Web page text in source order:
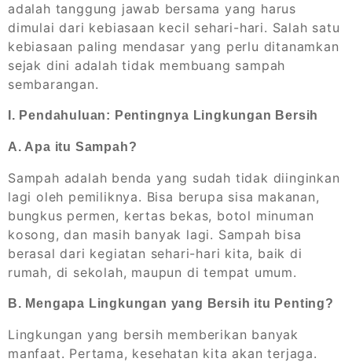
adalah tanggung jawab bersama yang harus
dimulai dari kebiasaan kecil sehari-hari. Salah satu
kebiasaan paling mendasar yang perlu ditanamkan
sejak dini adalah tidak membuang sampah
sembarangan.
I. Pendahuluan: Pentingnya Lingkungan Bersih
A. Apa itu Sampah?
Sampah adalah benda yang sudah tidak diinginkan
lagi oleh pemiliknya. Bisa berupa sisa makanan,
bungkus permen, kertas bekas, botol minuman
kosong, dan masih banyak lagi. Sampah bisa
berasal dari kegiatan sehari-hari kita, baik di
rumah, di sekolah, maupun di tempat umum.
B. Mengapa Lingkungan yang Bersih itu Penting?
Lingkungan yang bersih memberikan banyak
manfaat. Pertama, kesehatan kita akan terjaga.